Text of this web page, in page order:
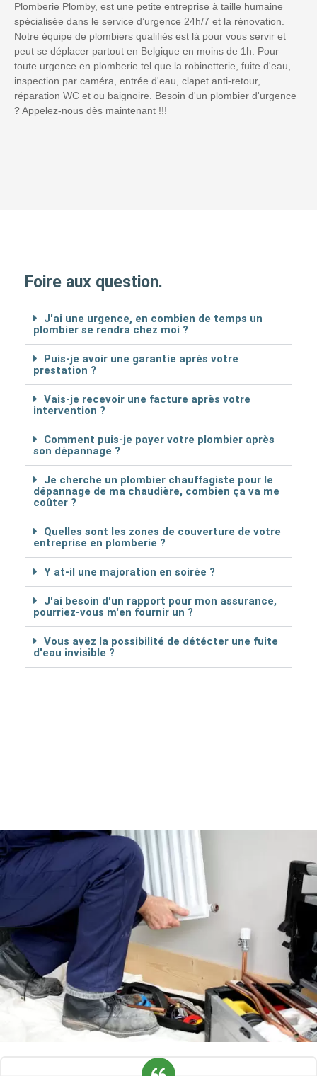
Plomberie Plomby, est une petite entreprise à taille humaine
spécialisée dans le service d’urgence 24h/7 et la rénovation.
Notre équipe de plombiers qualifiés est là pour vous servir et
peut se déplacer partout en Belgique en moins de 1h. Pour
toute urgence en plomberie tel que la robinetterie, fuite d'eau,
inspection par caméra, entrée d'eau, clapet anti-retour,
réparation WC et ou baignoire. Besoin d'un plombier d'urgence
? Appelez-nous dès maintenant !!!
Foire aux question.
J'ai une urgence, en combien de temps un
plombier se rendra chez moi ?
Puis-je avoir une garantie après votre
prestation ?
Vais-je recevoir une facture après votre
intervention ?
Comment puis-je payer votre plombier après
son dépannage ?
Je cherche un plombier chauffagiste pour le
dépannage de ma chaudière, combien ça va me
coûter ?
Quelles sont les zones de couverture de votre
entreprise en plomberie ?
Y at-il une majoration en soirée ?
J'ai besoin d'un rapport pour mon assurance,
pourriez-vous m'en fournir un ?
Vous avez la possibilité de détécter une fuite
d'eau invisible ?